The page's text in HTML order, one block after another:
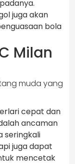
juga akan
bola
Milan
muda yang
cepat dan
ancaman
seringkali
juga dapat
mencetak